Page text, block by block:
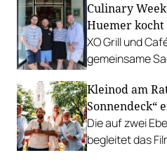
Gastgarten.
Culinary
Huemer
XO Grill und
gemeinsame
Richard Rauch
u.v.m.
Kleinod am
Sonnendeck“
Die auf zwei
begleitet das